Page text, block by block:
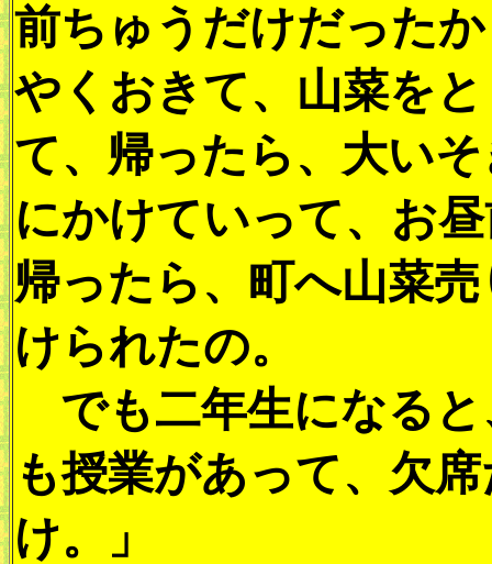
前ちゅうだけだった
やくおきて、山菜を
て、帰ったら、大い
にかけていって、お
帰ったら、町へ山菜
けられたの。
でも二年生になると
も授業があって、欠
け。」